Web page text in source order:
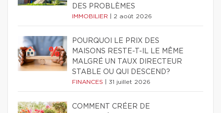
DES PROBLÈMES
IMMOBILIER 2 août 2026
POURQUOI LE PRIX DES
MAISONS RESTE-T-IL LE MÊME
MALGRÉ UN TAUX DIRECTEUR
STABLE OU QUI DESCEND?
FINANCES 31 juillet 2026
COMMENT CRÉER DE